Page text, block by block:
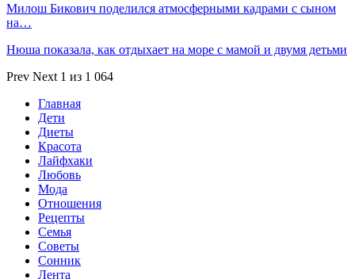
Милош Бикович поделился атмосферными кадрами с сыном
на…
Нюша показала, как отдыхает на море с мамой и двумя детьми
Prev Next 1 из 1 064
Главная
Дети
Диеты
Красота
Лайфхаки
Любовь
Мода
Отношения
Рецепты
Семья
Советы
Сонник
Лента